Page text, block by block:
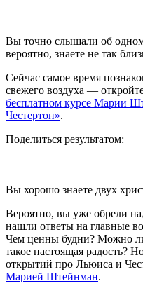
Вы точно слышали об
вероятно, знаете не так
Сейчас самое время
свежего воздуха —
бесплатном курсе Марии
Честертон».
Поделиться результатом:
Вы хорошо знаете двух
Вероятно, вы уже обрели
нашли ответы на главные
Чем ценны будни? Можно
такое настоящая радость?
открытий про Льюиса и
Марией Штейнман.